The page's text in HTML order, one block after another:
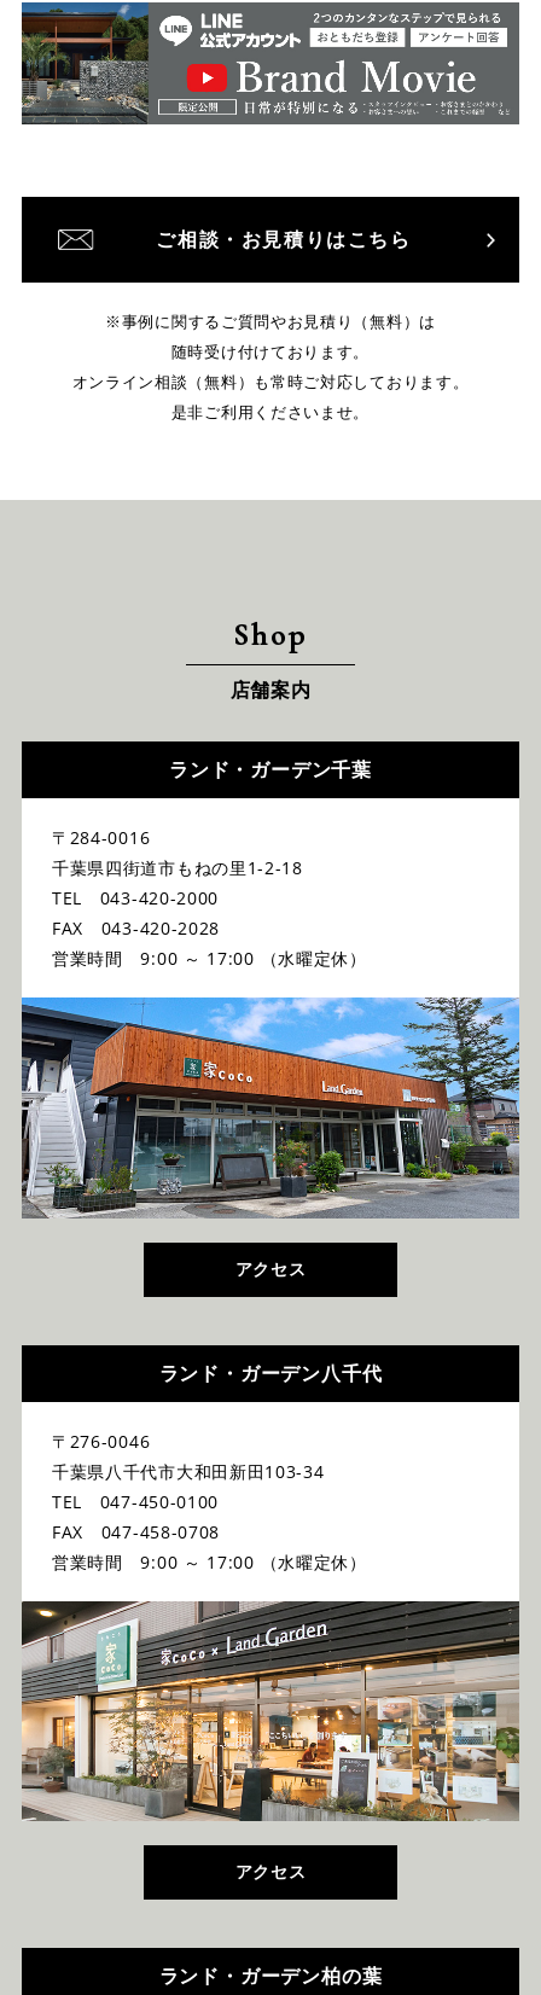
ご相談・お見積りはこちら
※事例に関するご質問やお見積り（無料）は
随時受け付けております。
オンライン相談（無料）も常時ご対応しております。
是非ご利用くださいませ。
Shop
店舗案内
ランド・ガーデン千葉
〒284-0016
千葉県四街道市もねの里1-2-18
TEL 043-420-2000
FAX 043-420-2028
営業時間 9:00 ～ 17:00 （水曜定休）
アクセス
ランド・ガーデン八千代
〒276-0046
千葉県八千代市大和田新田103-34
TEL 047-450-0100
FAX 047-458-0708
営業時間 9:00 ～ 17:00 （水曜定休）
アクセス
ランド・ガーデン柏の葉